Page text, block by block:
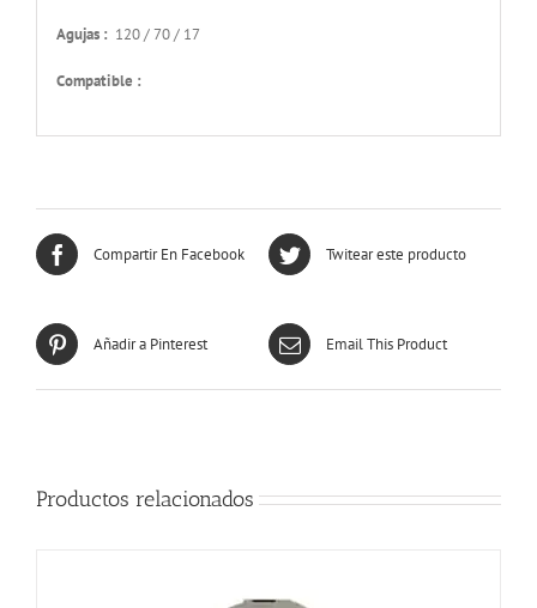
Agujas : 120 / 70 / 17
Compatible :
Compartir En Facebook Twitear este producto
Añadir a Pinterest Email This Product
Productos relacionados